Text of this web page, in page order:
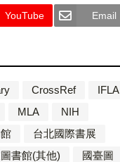
YouTube Email
CrossRef
IFLA
MLA
NIH
台北國際書展
書館(其他)
國臺圖